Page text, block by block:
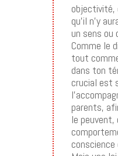
objectivité,
qu’il n’y
un sens ou
Comme le
tout
dans ton
crucial est
parents,
le peuvent,
conscience